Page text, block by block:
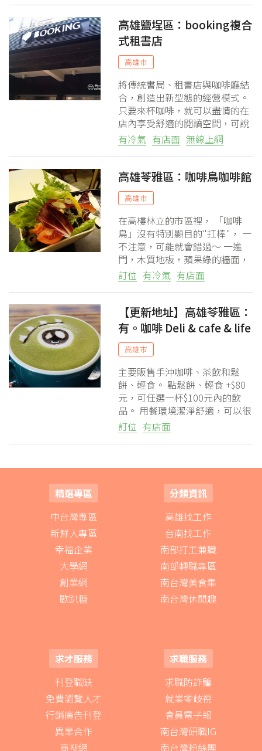
高雄鹽埕區：booking複合
式租書店
高雄市
將傳統書局、租書店與咖啡廳結
合，創造出新型態的經營模式。
只要來杯咖啡，就可以盡情的在
店內享受舒適的閱讀空間，可說
是消磨時光的好所在。
有冷氣 有店面 無線上網
高雄苓雅區：咖啡鳥咖啡館
高雄市
在高樓林立的市區裡， 「咖啡
鳥」沒有特別顯目的"扛棒"， 一
不注意，可能就會錯過～ 一進
門，木質地板，蘋果綠的牆面，
搭上昏黃的燈光， 感覺挺舒適
的。
訂位 有冷氣 有店面
【更新地址】高雄苓雅區：
有。咖啡 Deli & cafe & life
高雄市
主要販售手沖咖啡、茶飲和鬆
餅、輕食。 點鬆餅、輕食 +$80
元，可任選一杯$100元內的飲
品。 用餐環境潔淨舒適，可以很
輕鬆、自在，不受任何干擾， 服
務人員也粉親切～這樣的午茶時
刻，很享受！
訂位 有店面
精選專區
中台灣專區
新鮮人專區
幸福企業
大學網
創業網
歐趴糖
分類資訊
高雄找工作
台南找工作
南部打工兼職
南部轉職專區
南台灣美食集
南台灣休閒趣
求才服務
刊登職缺
免費瀏覽人才
行銷廣告刊登
異業合作
商搜網
求職服務
求職防詐騙
就業零歧視
會員電子報
南台灣研職IG
南台灣粉絲團